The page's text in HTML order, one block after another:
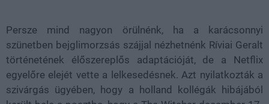
Persze mind nagyon örülnénk, ha a karácsonnyi
szünetben bejglimorzsás szájjal nézhetnénk Ríviai Geralt
történetének élőszereplős adaptációját, de a Netflix
egyelőre elejét vette a lelkesedésnek. Azt nyilatkozták a
szivárgás ügyében, hogy a holland kollégák hibájából